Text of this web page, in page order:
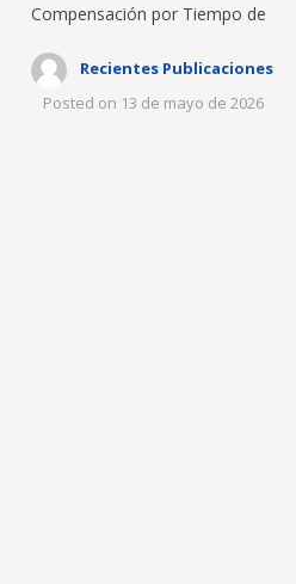
Compensación por Tiempo de
Recientes Publicaciones
Posted on 13 de mayo de 2026